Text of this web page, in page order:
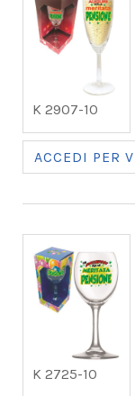
K 2907-10
ACCEDI PER
K 2725-10